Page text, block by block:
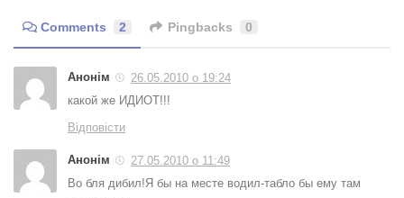
Comments 2 Pingbacks 0
Анонім
26.05.2010 о 19:24
какой же ИДИОТ!!!
Відповісти
Анонім
27.05.2010 о 11:49
Во бля дибил!Я бы на месте водил-табло бы ему там